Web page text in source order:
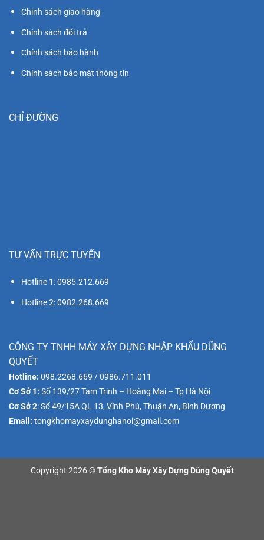
Chinh sách giao hàng
Chính sách đổi trả
Chính sách bảo hành
Chính sách bảo mật thông tin
CHỈ ĐƯỜNG
TƯ VẤN TRỰC TUYẾN
Hotline 1: 0985.212.669
Hotline 2: 0982.268.669
CÔNG TY TNHH MÁY XÂY DỰNG NHẬP KHẨU DŨNG
QUYẾT
Hotline: 098.2268.669 / 0986.711.011
Cơ Sở 1: Số 139/27 Tam Trinh – Hoàng Mai – Tp Hà Nội
Cơ Sở 2: Số 49/15A QL 13, Vĩnh Phú, Thuận An, Bình Dương
Email: tongkhomayxaydunghanoi@gmail.com
Copyright 2026 ©Tổng Kho Máy Xây Dựng Dũng Quyết